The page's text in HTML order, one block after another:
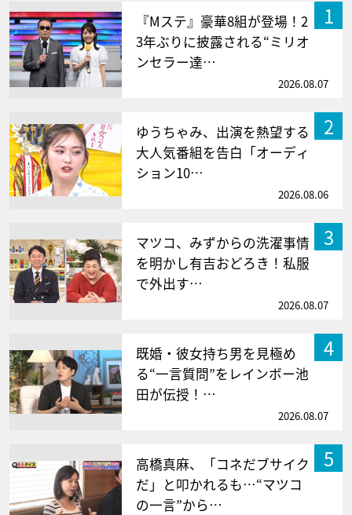
1
『Mステ』豪華8組が登場！2
3年ぶりに披露される“ミリオ
ンセラー達…
2026.08.07
2
ゆうちゃみ、出演を熱望する
大人気番組を告白「オーディ
ション10…
2026.08.06
3
マツコ、みずからの洗濯事情
を明かし有吉おどろき！私服
で外出す…
2026.08.07
4
既婚・彼女持ち男を見極め
る“一言質問”をレインボー池
田が伝授！…
2026.08.07
5
高橋真麻、「コネだブサイク
だ」と叩かれるも…“マツコ
の一言”から…